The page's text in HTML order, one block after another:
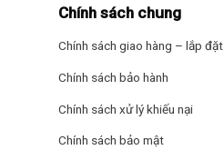
Chính sách chung
Chính sách giao hàng – lắp đặt
Chính sách bảo hành
Chính sách xử lý khiếu nại
Chính sách bảo mật